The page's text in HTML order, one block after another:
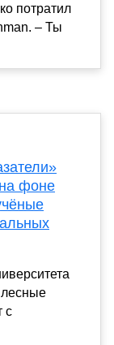
потратил
– Ты
фоне
с